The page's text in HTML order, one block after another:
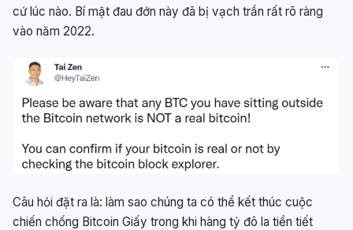
cứ lúc nào. Bí mật đau đớn này đã bị vạch trần rất rõ ràng
vào năm 2022.
Câu hỏi đặt ra là: làm sao chúng ta có thể kết thúc cuộc
chiến chống Bitcoin Giấy trong khi hàng tỷ đô la tiền tiết